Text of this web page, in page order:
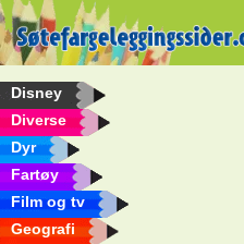
Disney
Diverse
Dyr
Fartøy
Film og tv
Geografi